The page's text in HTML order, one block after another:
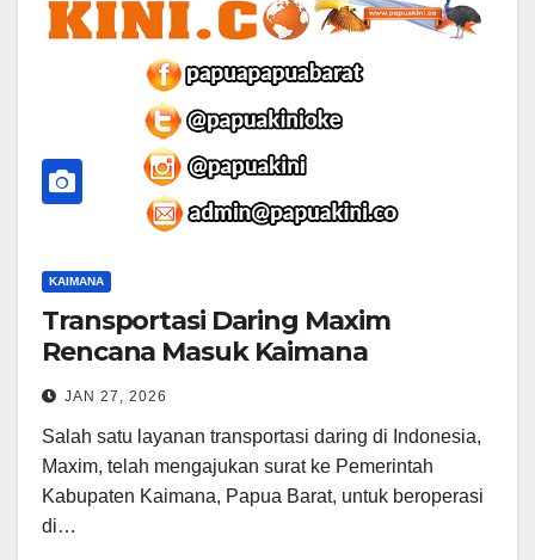
KAIMANA
Transportasi Daring Maxim
Rencana Masuk Kaimana
JAN 27, 2026
Salah satu layanan transportasi daring di Indonesia,
Maxim, telah mengajukan surat ke Pemerintah
Kabupaten Kaimana, Papua Barat, untuk beroperasi
di…